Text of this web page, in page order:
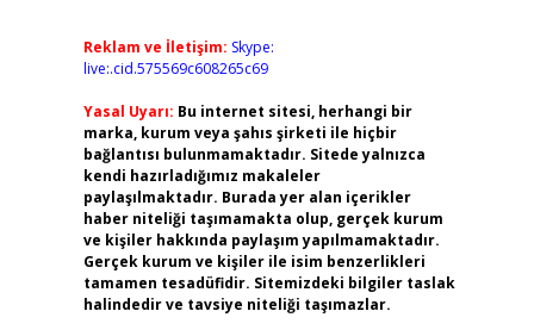
Reklam ve İletişim: Skype:
live:.cid.575569c608265c69
Yasal Uyarı: Bu internet sitesi, herhangi bir
marka, kurum veya şahıs şirketi ile hiçbir
bağlantısı bulunmamaktadır. Sitede yalnızca
kendi hazırladığımız makaleler
paylaşılmaktadır. Burada yer alan içerikler
haber niteliği taşımamakta olup, gerçek kurum
ve kişiler hakkında paylaşım yapılmamaktadır.
Gerçek kurum ve kişiler ile isim benzerlikleri
tamamen tesadüfidir. Sitemizdeki bilgiler taslak
halindedir ve tavsiye niteliği taşımazlar.